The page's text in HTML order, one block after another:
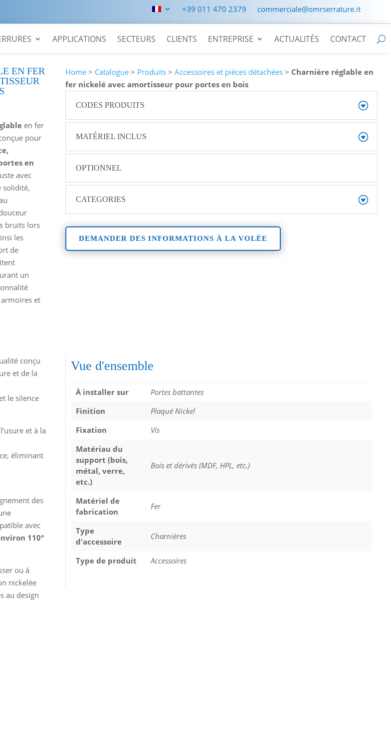
+39 011 470 2379 commerciale@omrserrature.it
APPLICATIONS SECTEURS CLIENTS ENTREPRISE ACTUALITÉS CONTACT
EN FER
en fer
pour
en
avec
solidité,
bruits lors
les
de
un
et
Home > Catalogue > Produits >Accessoires et pièces détachées > Charnière réglable en
fer nickelé avec amortisseur pour portes en bois
CODES PRODUITS
MATÉRIEL INCLUS
OPTIONNEL
CATEGORIES
DEMANDER DES INFORMATIONS À LA VOLÉE
conçu
et de la
le silence
et à la
éliminant
des
avec
110°
ou à
nickelée
au design
Vue d'ensemble
À installer sur
Portes battantes
Finition
Plaqué Nickel
Fixation
Vis
Matériau du
support (bois,
métal, verre,
etc.)
Bois et dérivés (MDF, HPL, etc.)
Matériel de
fabrication
Fer
Type
d'accessoire
Charnières
Type de produit Accessoires